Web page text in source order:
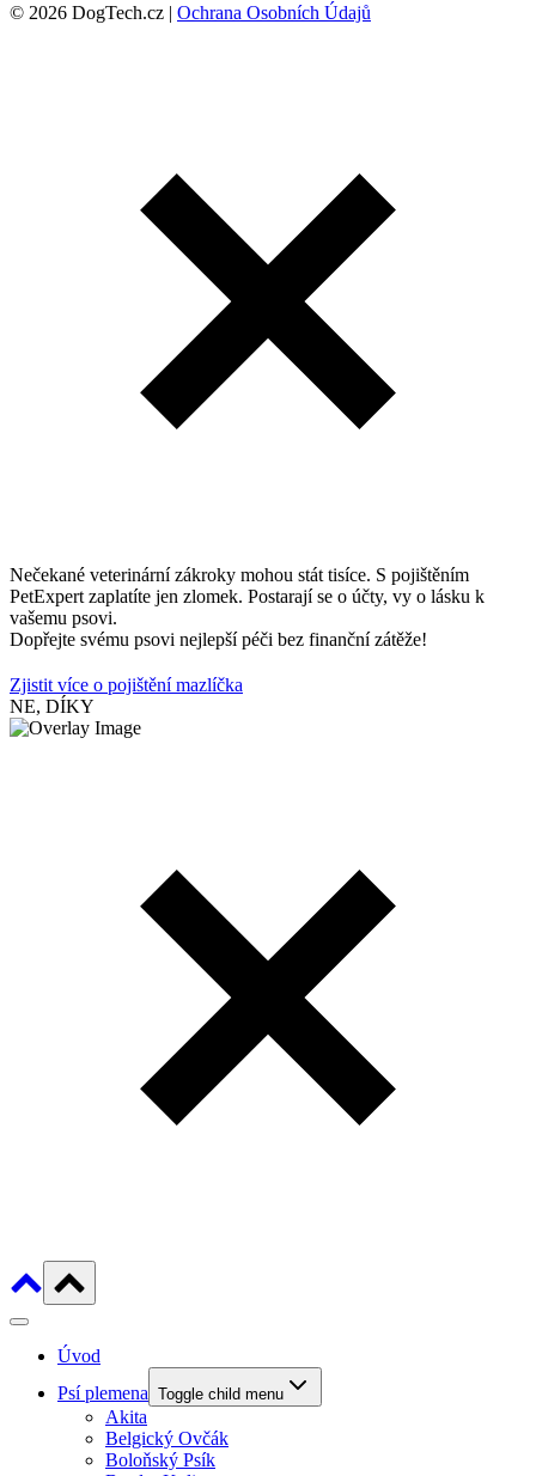
© 2026 DogTech.cz | Ochrana Osobních Údajů
Nečekané veterinární zákroky mohou stát tisíce. S pojištěním
PetExpert zaplatíte jen zlomek. Postarají se o účty, vy o lásku k
vašemu psovi.
Dopřejte svému psovi nejlepší péči bez finanční zátěže!
Zjistit více o pojištění mazlíčka
NE, DÍKY
Úvod
Psí plemena Toggle child menu
Akita
Belgický Ovčák
Boloňský Psík